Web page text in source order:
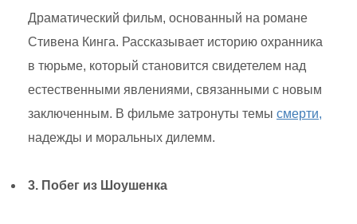
Драматический фильм, основанный на романе
Стивена Кинга. Рассказывает историю охранника
в тюрьме, который становится свидетелем над
естественными явлениями, связанными с новым
заключенным. В фильме затронуты темы смерти,
надежды и моральных дилемм.
3. Побег из Шоушенка